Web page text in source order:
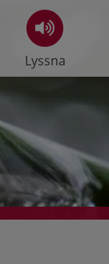
Lyssna